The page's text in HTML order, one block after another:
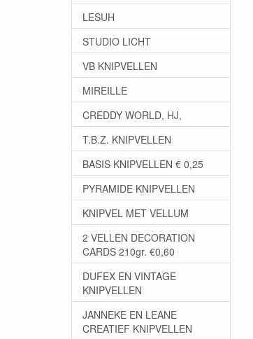
LESUH
STUDIO LICHT
VB KNIPVELLEN
MIREILLE
CREDDY WORLD, HJ,
T.B.Z. KNIPVELLEN
BASIS KNIPVELLEN € 0,25
PYRAMIDE KNIPVELLEN
KNIPVEL MET VELLUM
2 VELLEN DECORATION
CARDS 210gr. €0,60
DUFEX EN VINTAGE
KNIPVELLEN
JANNEKE EN LEANE
CREATIEF KNIPVELLEN